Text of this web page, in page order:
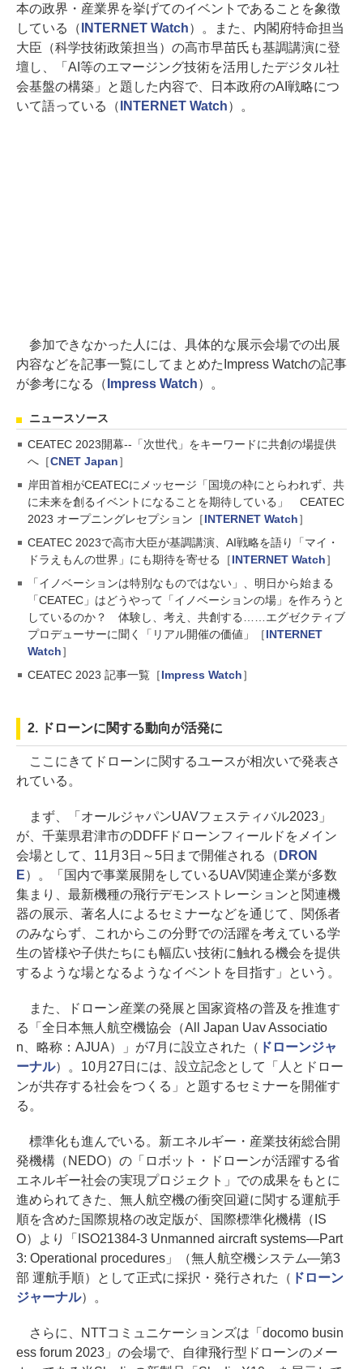
本の政界・産業界を挙げてのイベントであることを象徴
している（ INTERNET Watch）。また、内閣府特命担当
大臣（科学技術政策担当）の高市早苗氏も基調講演に登
壇し、「AI等のエマージング技術を活用したデジタル社
会基盤の構築」と題した内容で、日本政府のAI戦略につ
いて語っている（ INTERNET Watch）。
参加できなかった人には、具体的な展示会場での出展
内容などを記事一覧にしてまとめたImpress Watchの記事
が参考になる（ Impress Watch）。
ニュースソース
CEATEC 2023開幕--「次世代」をキーワードに共創の場提供
へ［CNET Japan］
岸田首相がCEATECにメッセージ「国境の枠にとらわれず、共
に未来を創るイベントになることを期待している」 CEATEC
2023 オープニングレセプション［INTERNET Watch］
CEATEC 2023で高市大臣が基調講演、AI戦略を語り「マイ・
ドラえもんの世界」にも期待を寄せる［INTERNET Watch］
「イノベーションは特別なものではない」、明日から始まる
「CEATEC」はどうやって「イノベーションの場」を作ろうと
しているのか？ 体験し、考え、共創する……エグゼクティブ
プロデューサーに聞く「リアル開催の価値」［INTERNET
Watch］
CEATEC 2023 記事一覧［Impress Watch］
2. ドローンに関する動向が活発に
ここにきてドローンに関するユースが相次いで発表さ
れている。
まず、「オールジャパンUAVフェスティバル2023」
が、千葉県君津市のDDFFドローンフィールドをメイン
会場として、11月3日～5日まで開催される（ DRON
E）。「国内で事業展開をしているUAV関連企業が多数
集まり、最新機種の飛行デモンストレーションと関連機
器の展示、著名人によるセミナーなどを通じて、関係者
のみならず、これからこの分野での活躍を考えている学
生の皆様や子供たちにも幅広い技術に触れる機会を提供
するような場となるようなイベントを目指す」という。
また、ドローン産業の発展と国家資格の普及を推進す
る「全日本無人航空機協会（All Japan Uav Associatio
n、略称：AJUA）」が7月に設立された（ ドローンジャ
ーナル）。10月27日には、設立記念として「人とドロー
ンが共存する社会をつくる」と題するセミナーを開催す
る。
標準化も進んでいる。新エネルギー・産業技術総合開
発機構（NEDO）の「ロボット・ドローンが活躍する省
エネルギー社会の実現プロジェクト」での成果をもとに
進められてきた、無人航空機の衝突回避に関する運航手
順を含めた国際規格の改定版が、国際標準化機構（IS
O）より「ISO21384-3 Unmanned aircraft systems―Part
3: Operational procedures」（無人航空機システム―第3
部 運航手順）として正式に採択・発行された（ ドローン
ジャーナル）。
さらに、NTTコミュニケーションズは「docomo busin
ess forum 2023」の会場で、自律飛行型ドローンのメー